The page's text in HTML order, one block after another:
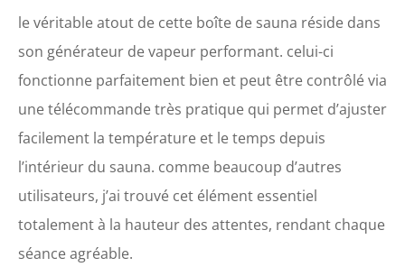
sauna, améliorant le confort
d'utilisation et permettant
plus relaxante et sans effort
RÉGLAGE PERSONNALISÉ :
Basé sur la technologie de
contrôle précis de la
température du générateur
de vapeur scientifique, ce
sauna portable dispose de
neuf niveaux de
température avec un
le véritable atout de cette boîte de sauna réside dans
son générateur de vapeur performant. celui-ci
fonctionne parfaitement bien et peut être contrôlé via
une télécommande très pratique qui permet d’ajuster
facilement la température et le temps depuis
l’intérieur du sauna. comme beaucoup d’autres
utilisateurs, j’ai trouvé cet élément essentiel
totalement à la hauteur des attentes, rendant chaque
séance agréable.